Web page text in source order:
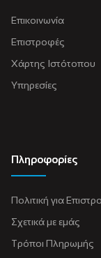
Επικοινωνία
Επιστροφές
Χάρτης Ιστότοπου
Υπηρεσίες
Πληροφορίες
Πολιτική για
Σχετικά με εμάς
Τρόποι Πληρωμής